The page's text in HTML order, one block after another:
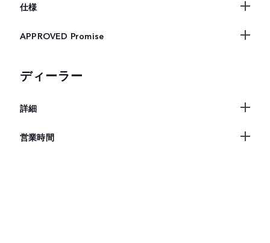
仕様
APPROVED Promise
ディーラー
詳細
営業時間